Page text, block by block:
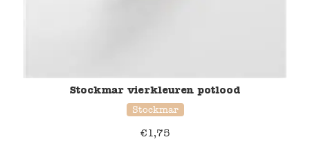
Stockmar vierkleuren potlood
Stockmar
€1,75